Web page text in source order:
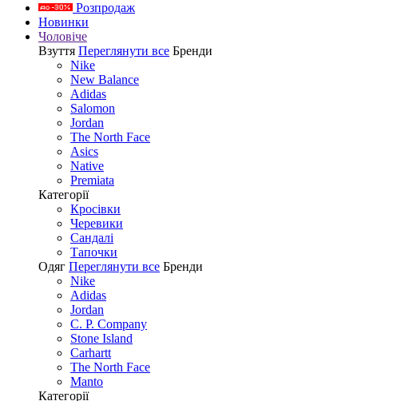
Розпродаж
Новинки
Чоловіче
Взуття Переглянути все Бренди
Nike
New Balance
Adidas
Salomon
Jordan
The North Face
Asics
Native
Premiata
Категорії
Кросівки
Черевики
Сандалі
Tапочки
Одяг Переглянути все Бренди
Nike
Adidas
Jordan
C. P. Company
Stone Island
Carhartt
The North Face
Manto
Категорії